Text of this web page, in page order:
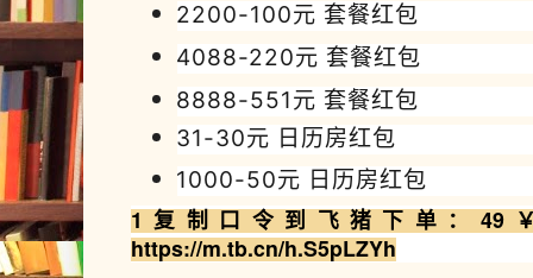
2200-100元 套餐红包
4088-220元 套餐红包
8888-551元 套餐红包
31-30元 日历房红包
1000-50元 日历房红包
1复制口令到飞猪下单：49
https://m.tb.cn/h.S5pLZYh